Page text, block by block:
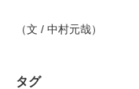
（文 / 中村元哉）
タグ